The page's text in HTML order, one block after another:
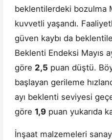
beklentilerdeki bozulma
kuvvetli yaşandı.
güven kaybı da
Beklenti Endeksi Mayıs
göre 2,5 puan düştü.
başlayan gerileme
ayı beklenti seviyesi
göre 1,9 puan yukarıda
İnşaat malzemeleri